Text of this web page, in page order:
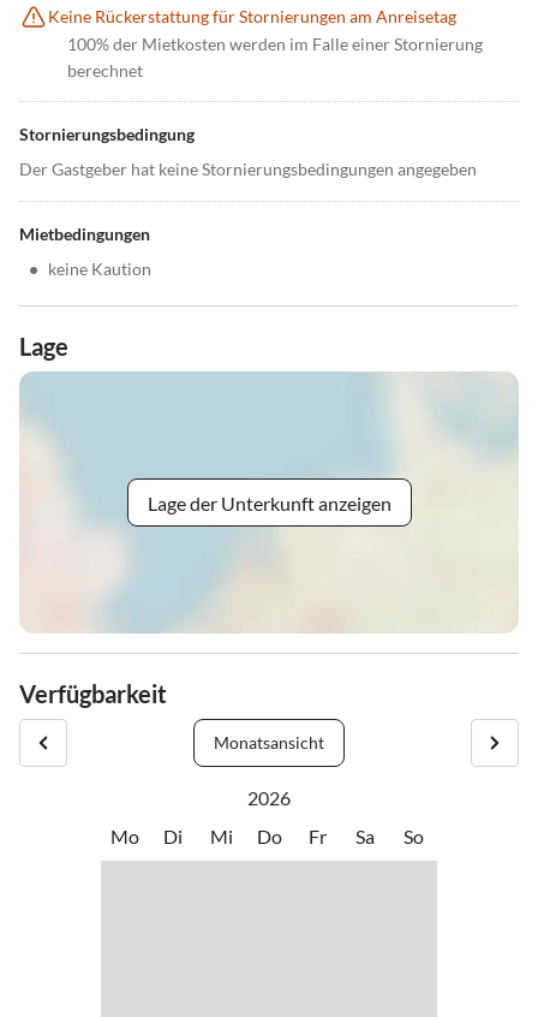
Keine Rückerstattung für Stornierungen am Anreisetag
100% der Mietkosten werden im Falle einer Stornierung
berechnet
Stornierungsbedingung
Der Gastgeber hat keine Stornierungsbedingungen angegeben
Mietbedingungen
• keine Kaution
Lage
Lage der Unterkunft anzeigen
Verfügbarkeit
Monatsansicht
2026
Mo
Di Mi Do Fr Sa So